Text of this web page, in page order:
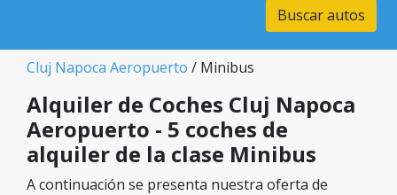
Buscar autos
Cluj Napoca Aeropuerto / Minibus
Alquiler de Coches Cluj Napoca
Aeropuerto - 5 coches de
alquiler de la clase Minibus
A continuación se presenta nuestra oferta de